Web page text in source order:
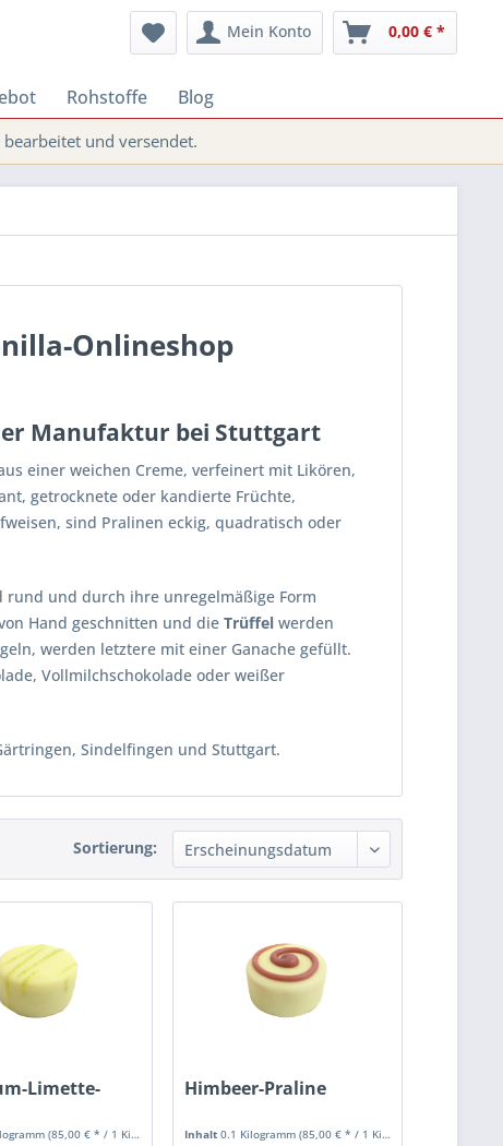
Mein Konto 0,00 € *
Rohstoffe Blog
und versendet.
Onlineshop
Manufaktur bei Stuttgart
einer weichen Creme, verfeinert mit Likören,
getrocknete oder kandierte Früchte,
sind Pralinen eckig, quadratisch oder
rund und durch ihre unregelmäßige Form
Hand geschnitten und die Trüffel werden
werden letztere mit einer Ganache gefüllt.
Vollmilchschokolade oder weißer
Sindelfingen und Stuttgart.
Sortierung:
Limette-
(85,00 € * / 1 Kilogramm)
Himbeer-Praline
Inhalt 0.1 Kilogramm (85,00 € * / 1 Kilogramm)